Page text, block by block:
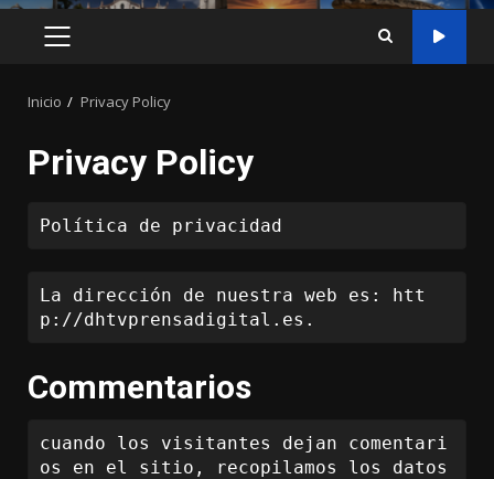
MENÚ
Inicio Privacy Policy
Privacy Policy
Política de privacidad
La dirección de nuestra web es: htt
p://dhtvprensadigital.es.
Commentarios
cuando los visitantes dejan comentari
os en el sitio, recopilamos los datos